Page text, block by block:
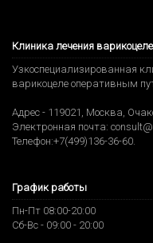
Клиника лечения
Узкоспециализированная
варикоцеле оперативным
Адрес - 119021 Москва
Электронная почта:
Телефон:+7(499)136-36-60
График работы
Пн-Пт 08:00-20:00
Сб-Вс - 09:00 - 20:00